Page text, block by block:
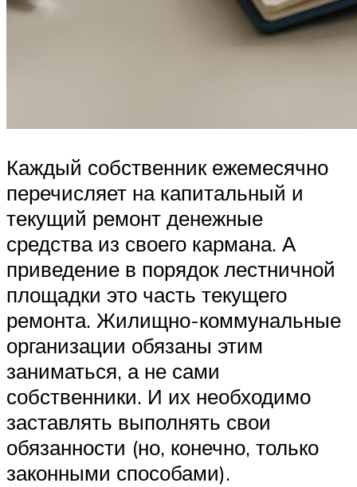
Каждый собственник ежемесячно
перечисляет на капитальный и
текущий ремонт денежные
средства из своего кармана. А
приведение в порядок лестничной
площадки это часть текущего
ремонта. Жилищно-коммунальные
организации обязаны этим
заниматься, а не сами
собственники. И их необходимо
заставлять выполнять свои
обязанности (но, конечно, только
законными способами).